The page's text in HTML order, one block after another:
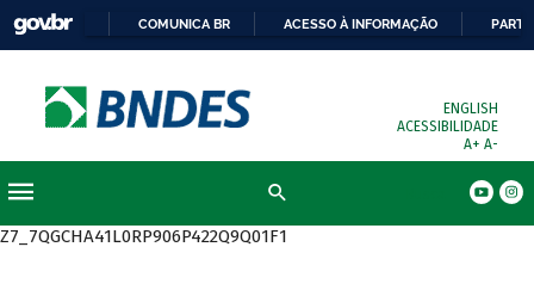
COMUNICA BR ACESSO À INFORMAÇÃO
ENGLISH
ACESSIBILIDADE
A+ A-
Z7_7QGCHA41L0RP906P422Q9Q01F1